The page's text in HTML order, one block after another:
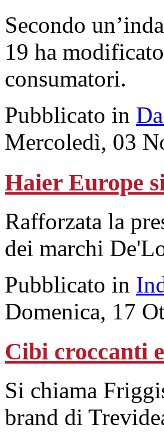
Secondo
19 ha
consumatori.
Pubblicato in
Mercoledì, 03
Haier Europe
Rafforzata la
dei marchi
Pubblicato in
Domenica, 17
Cibi croccanti
Si chiama
brand di